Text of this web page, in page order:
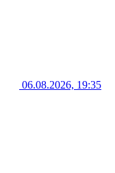
06.08.2026, 19:35